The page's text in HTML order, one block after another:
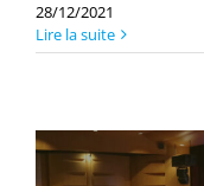
28/12/2021
Lire la suite